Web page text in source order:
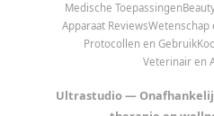
Medische Toepassingen
Apparaat ReviewsWetenschap
Protocollen en Gebruik
Veterinair en
Ultrastudio —